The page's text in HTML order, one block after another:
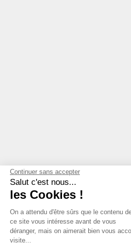
Continuer sans accepter
Salut c'est nous...
les Cookies !
On a attendu d'être sûrs que le contenu
ce site vous intéresse avant de vous
déranger, mais on aimerait bien vous
visite...